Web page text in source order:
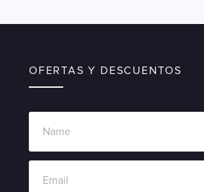
OFERTAS Y DESCUENTOS